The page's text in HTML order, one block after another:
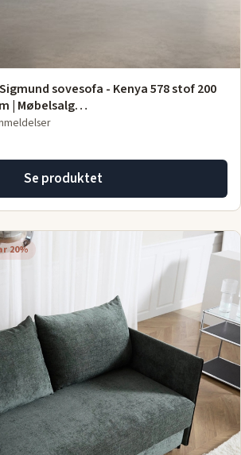
sovesofa - Kenya 578 stof 200
| Møbelsalg…
Se produktet
20%